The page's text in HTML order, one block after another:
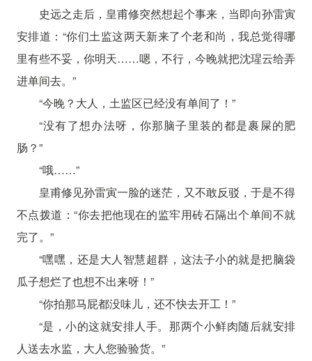
史远之走后，皇甫修突然想起个事来，当即向孙雷寅
安排道：“你们土监这两天新来了个老和尚，我总觉得哪
里有些不妥，你明天……嗯，不行，今晚就把沈瑆云给弄
进单间去。”
“今晚？大人，土监区已经没有单间了！”
“没有了想办法呀，你那脑子里装的都是裹屎的肥
肠？”
“哦……”
皇甫修见孙雷寅一脸的迷茫，又不敢反驳，于是不得
不点拨道：“你去把他现在的监牢用砖石隔出个单间不就
完了。”
“嘿嘿，还是大人智慧超群，这法子小的就是把脑袋
瓜子想烂了也想不出来呀！”
“你拍那马屁都没味儿，还不快去开工！”
“是，小的这就安排人手。那两个小鲜肉随后就安排
人送去水监，大人您验验货。”